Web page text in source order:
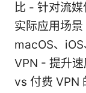
比 - 针对流
实际应用场
macOS、
VPN - 提升
vs 付费 VPN